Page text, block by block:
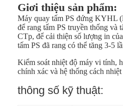
Giơi thiệu sản phẩm:
Máy quay tấm PS đứng KYHL
để rang tấm PS truyền thống và
CTp, để cải thiện số lượng in
tấm PS đã rang có thể tăng 3-5
Kiểm soát nhiệt độ máy vi tính,
chính xác và hệ thống cách
thông số kỹ thuật: